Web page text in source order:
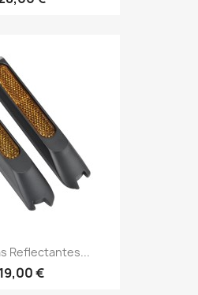
Reflectantes...
19,00 €